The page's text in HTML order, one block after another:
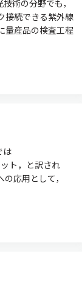
術の分野でも，
接続できる紫外線
量産品の検査工程
は
ト，と訳され
応用として，